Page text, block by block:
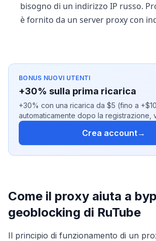
bisogno di un indirizzo IP russo.
è fornito da un server proxy con
BONUS NUOVI UTENTI
+30% sulla prima ricarica
+30% con una ricarica da $5 (fino a
automaticamente dopo la registrazione,
Crea account→
Come il proxy aiuta a
geoblocking di RuTube
Il principio di funzionamento di un